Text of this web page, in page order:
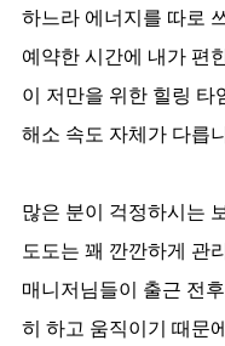
하느라 에너지를 따로
예약한 시간에 내가 편
이 저만을 위한 힐링 타
해소 속도 자체가 다릅
많은 분이 걱정하시는
도도는 꽤 깐깐하게 관
매니저님들이 출근 전
히 하고 움직이기 때문